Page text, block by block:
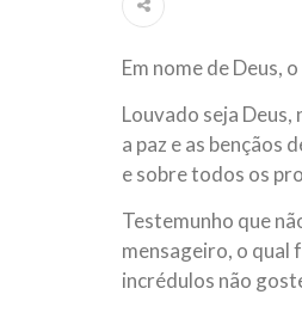
10 DE NOVEMBRO
Em nome de
relembramos o
Hussein Ibn Ali
Em nome de Deus,
Louvado seja Deus,
a paz e as bençãos
e sobre todos os
Testemunho que
mensageiro, o qual
incrédulos não